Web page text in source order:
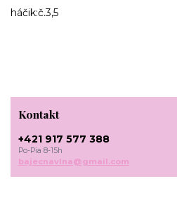
háčik:č.3,5
Kontakt
+421 917 577 388
Po-Pia 8-15h
bajecnavlna@gmail.com